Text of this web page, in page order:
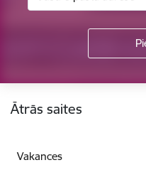
Ātrās saites
Vakances